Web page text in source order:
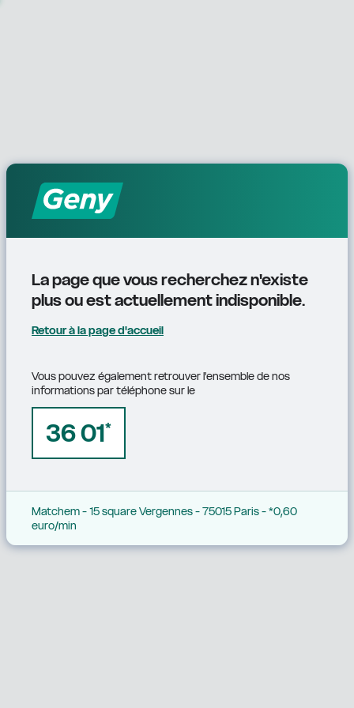
La page que vous recherchez n'existe
plus ou est actuellement indisponible.
Retour à la page d'accueil
Vous pouvez également retrouver l'ensemble de nos
informations par téléphone sur le
36 01*
Matchem - 15 square Vergennes - 75015 Paris - *0,60
euro/min